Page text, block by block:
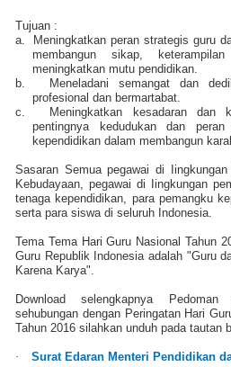
Tujuan :
a.
Meningkatkan peran strategis guru
membangun sikap,
meningkatkan mutu pendidikan.
b.
Meneladani semangat dan
profesional dan bermartabat.
c.
Meningkatkan kesadaran dan
pentingnya kedudukan dan
kependidikan dalam membangun
Sasaran Semua pegawai di
Kebudayaan, pegawai di Iingkungan
tenaga kependidikan, para pemangku
serta para siswa di seluruh Indonesia.
Tema Tema Hari Guru Nasional Tahun
Guru Republik Indonesia adalah "Guru
Karena Karya".
Download selengkapnya
sehubungan dengan Peringatan Hari
Tahun 2016 silahkan unduh pada tautan
·
Surat Edaran Menteri Pendidikan